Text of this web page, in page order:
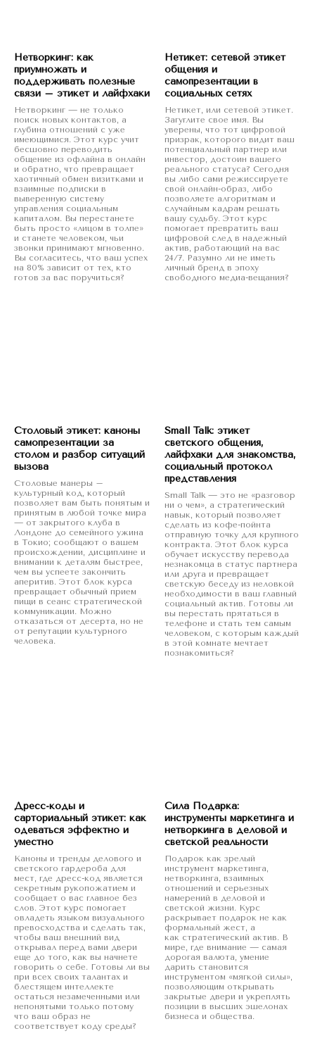
Нетворкинг: как
приумножать и
поддерживать полезные
связи – этикет и лайфхаки
Нетворкинг — не только
поиск новых контактов, а
глубина отношений с уже
имеющимися. Этот курс учит
бесшовно переводить
общение из офлайна в онлайн
и обратно, что превращает
хаотичный обмен визитками и
взаимные подписки в
выверенную систему
управления социальным
капиталом. Вы перестанете
быть просто «лицом в толпе»
и станете человеком, чьи
звонки принимают мгновенно.
Вы согласитесь, что ваш успех
на 80% зависит от тех, кто
готов за вас поручиться?
Нетикет: сетевой этикет
общения и
самопрезентации в
социальных сетях
Нетикет, или сетевой этикет.
Загуглите свое имя. Вы
уверены, что тот цифровой
призрак, которого видит ваш
потенциальный партнер или
инвестор, достоин вашего
реального статуса? Сегодня
вы либо сами режиссируете
свой онлайн-образ, либо
позволяете алгоритмам и
случайным кадрам решать
вашу судьбу. Этот курс
помогает превратить ваш
цифровой след в надежный
актив, работающий на вас
24/7. Разумно ли не иметь
личный бренд в эпоху
свободного медиа-вещания?
Столовый этикет: каноны
самопрезентации за
столом и разбор ситуаций
вызова
Столовые манеры –
культурный код, который
позволяет вам быть понятым и
принятым в любой точке мира
— от закрытого клуба в
Лондоне до семейного ужина
в Токио; сообщают о вашем
происхождении, дисциплине и
внимании к деталям быстрее,
чем вы успеете закончить
аперитив. Этот блок курса
превращает обычный прием
пищи в сеанс стратегической
коммуникации. Можно
отказаться от десерта, но не
от репутации культурного
человека.
Small Talk: этикет
светского общения,
лайфхаки для знакомства,
социальный протокол
представления
Small Talk — это не «разговор
ни о чем», а стратегический
навык, который позволяет
сделать из кофе-пойнта
отправную точку для крупного
контракта. Этот блок курса
обучает искусству перевода
незнакомца в статус партнера
или друга и превращает
светскую беседу из неловкой
необходимости в ваш главный
социальный актив. Готовы ли
вы перестать прятаться в
телефоне и стать тем самым
человеком, с которым каждый
в этой комнате мечтает
познакомиться?
Дресс-коды и
сарториальный этикет: как
одеваться эффектно и
уместно
Каноны и тренды делового и
светского гардероба для
мест, где дресс-код является
секретным рукопожатием и
сообщает о вас главное без
слов. Этот курс помогает
овладеть языком визуального
превосходства и сделать так,
чтобы ваш внешний вид
открывал перед вами двери
еще до того, как вы начнете
говорить о себе. Готовы ли вы
при всех своих талантах и
блестящем интеллекте
остаться незамеченными или
непонятыми только потому
что ваш образ не
соответствует коду среды?
Сила Подарка:
инструменты маркетинга и
нетворкинга в деловой и
светской реальности
Подарок как зрелый
инструмент маркетинга,
нетворкинга, взаимных
отношений и серьезных
намерений в деловой и
светской жизни. Курс
раскрывает подарок не как
формальный жест, а
как стратегический актив. В
мире, где внимание — самая
дорогая валюта, умение
дарить становится
инструментом «мягкой силы»,
позволяющим открывать
закрытые двери и укреплять
позиции в высших эшелонах
бизнеса и общества.